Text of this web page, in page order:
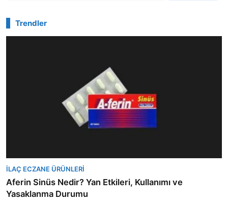
Trendler
İLAÇ ECZANE ÜRÜNLERI
Aferin Sinüs Nedir? Yan Etkileri, Kullanımı ve
Yasaklanma Durumu